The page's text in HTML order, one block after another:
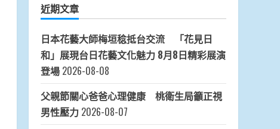
近期文章
日本花藝大師梅垣稔抵台交流 「花見日
和」展現台日花藝文化魅力 8月8日精彩展演
登場 2026-08-08
父親節關心爸爸心理健康 桃衛生局籲正視
男性壓力 2026-08-07